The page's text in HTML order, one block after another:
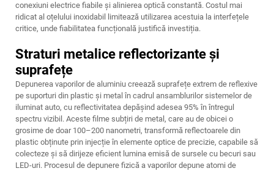
conexiuni electrice fiabile și alinierea optică constantă. Costul mai
ridicat al oțelului inoxidabil limitează utilizarea acestuia la interfețele
critice, unde fiabilitatea funcțională justifică investiția.
Straturi metalice reflectorizante și
suprafețe
Depunerea vaporilor de aluminiu creează suprafețe extrem de reflexive
pe suporturi din plastic și metal în cadrul ansamblurilor sistemelor de
iluminat auto, cu reflectivitatea depășind adesea 95% în întregul
spectru vizibil. Aceste filme subțiri de metal, care au de obicei o
grosime de doar 100–200 nanometri, transformă reflectoarele din
plastic obținute prin injecție în elemente optice de precizie, capabile să
colecteze și să dirijeze eficient lumina emisă de sursele cu becuri sau
LED-uri. Procesul de depunere fizică a vaporilor depune atomi de